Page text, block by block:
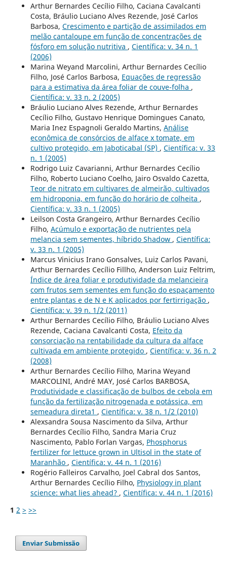
Arthur Bernardes Cecílio Filho, Caciana Cavalcanti
Costa, Bráulio Luciano Alves Rezende, José Carlos
Barbosa, Crescimento e partição de assimilados em
melão cantaloupe em função de concentrações de
fósforo em solução nutritiva , Científica: v. 34 n. 1
(2006)
Marina Weyand Marcolini, Arthur Bernardes Cecílio
Filho, José Carlos Barbosa, Equações de regressão
para a estimativa da área foliar de couve-folha ,
Científica: v. 33 n. 2 (2005)
Bráulio Luciano Alves Rezende, Arthur Bernardes
Cecílio Filho, Gustavo Henrique Domingues Canato,
Maria Inez Espagnoli Geraldo Martins, Análise
econômica de consórcios de alface x tomate, em
cultivo protegido, em Jaboticabal (SP) , Científica: v. 33
n. 1 (2005)
Rodrigo Luiz Cavarianni, Arthur Bernardes Cecílio
Filho, Roberto Luciano Coelho, Jairo Osvaldo Cazetta,
Teor de nitrato em cultivares de almeirão, cultivados
em hidroponia, em função do horário de colheita ,
Científica: v. 33 n. 1 (2005)
Leilson Costa Grangeiro, Arthur Bernardes Cecílio
Filho, Acúmulo e exportação de nutrientes pela
melancia sem sementes, híbrido Shadow , Científica:
v. 33 n. 1 (2005)
Marcus Vinicius Irano Gonsalves, Luiz Carlos Pavani,
Arthur Bernardes Cecílio Fillho, Anderson Luiz Feltrim,
Índice de área foliar e produtividade da melancieira
com frutos sem sementes em função do espaçamento
entre plantas e de N e K aplicados por fertirrigação ,
Científica: v. 39 n. 1/2 (2011)
Arthur Bernardes Cecílio Filho, Bráulio Luciano Alves
Rezende, Caciana Cavalcanti Costa, Efeito da
consorciação na rentabilidade da cultura da alface
cultivada em ambiente protegido , Científica: v. 36 n. 2
(2008)
Arthur Bernardes Cecílio Filho, Marina Weyand
MARCOLINI, André MAY, José Carlos BARBOSA,
Produtividade e classificação de bulbos de cebola em
função da fertilização nitrogenada e potássica, em
semeadura direta1 , Científica: v. 38 n. 1/2 (2010)
Alexsandra Sousa Nascimento da Silva, Arthur
Bernardes Cecílio Filho, Sandra Maria Cruz
Nascimento, Pablo Forlan Vargas, Phosphorus
fertilizer for lettuce grown in Ultisol in the state of
Maranhão , Científica: v. 44 n. 1 (2016)
Rogério Falleiros Carvalho, Joel Cabral dos Santos,
Arthur Bernardes Cecílio Filho, Physiology in plant
science: what lies ahead? , Científica: v. 44 n. 1 (2016)
1 2 > >>
Enviar Submissão